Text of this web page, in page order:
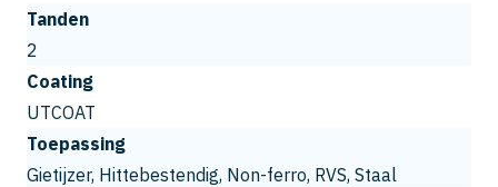
Tanden
2
Coating
UTCOAT
Toepassing
Gietijzer, Hittebestendig, Non-ferro, RVS, Staal